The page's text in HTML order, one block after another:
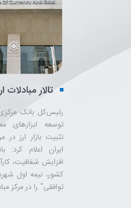
رئیس‌کل بانک
توسعه ابزارهای
تثبیت بازار ارز در
ایران اعلام
افزایش شفافیت،
کشور، نیمه اول
توافقی" را در مرکز